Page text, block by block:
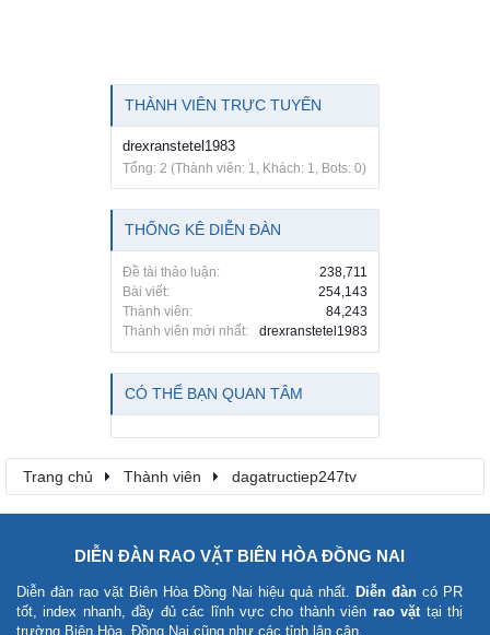
THÀNH VIÊN TRỰC TUYẾN
drexranstetel1983
Tổng: 2 (Thành viên: 1, Khách: 1, Bots: 0)
THỐNG KÊ DIỄN ĐÀN
Đề tài thảo luận:
238,711
Bài viết:
254,143
Thành viên:
84,243
Thành viên mới nhất:
drexranstetel1983
CÓ THỂ BẠN QUAN TÂM
Trang chủ Thành viên dagatructiep247tv
DIỄN ĐÀN RAO VẶT BIÊN HÒA ĐỒNG NAI
Diễn đàn rao vặt Biên Hòa Đồng Nai hiệu quả nhất. Diễn đàn có PR
tốt, index nhanh, đầy đủ các lĩnh vực cho thành viên rao vặttại thị
trường Biên Hòa, Đồng Nai cũng như các tỉnh lân cận.